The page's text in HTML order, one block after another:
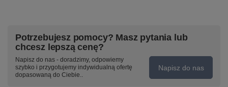
Potrzebujesz pomocy? Masz pytania lub
chcesz lepszą cenę?
Napisz do nas - doradzimy, odpowiemy
szybko i przygotujemy indywidualną ofertę
dopasowaną do Ciebie..
Napisz do nas